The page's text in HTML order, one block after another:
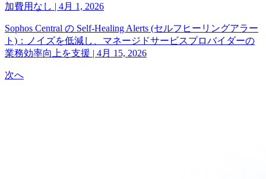
加費用なし | 4月 1, 2026
Sophos Central の Self‑Healing Alerts (セルフヒーリングアラー
ト)：ノイズを低減し、マネージドサービスプロバイダーの
業務効率向上を支援 | 4月 15, 2026
次へ